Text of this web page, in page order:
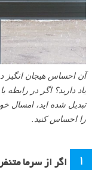
آن احساس هیجان انگیز
یاد دارید؟ اگر در
تبدیل شده اید، امسال
را احساس کنید.
۱ اگر از سرما